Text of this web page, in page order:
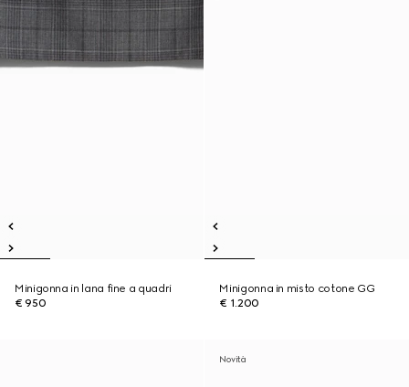
Minigonna in lana fine a quadri
€ 950
Minigonna in misto cotone GG
€ 1.200
Novità